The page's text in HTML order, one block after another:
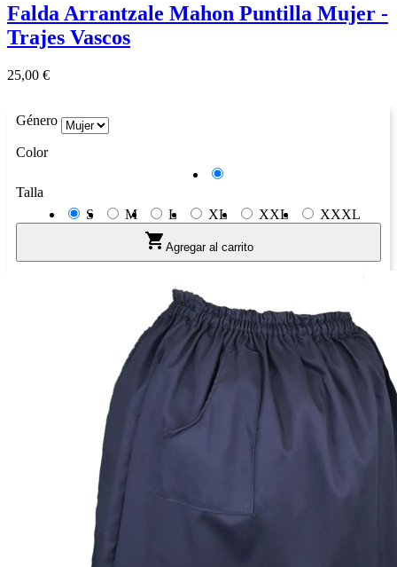
Falda Arrantzale Mahon Puntilla Mujer -
Trajes Vascos
Precio
25,00 €
Género
Color
Talla
S
M L XL XXL XXXL
 Agregar al carrito